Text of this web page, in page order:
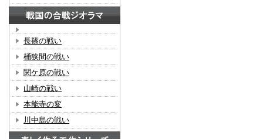
長篠の戦い
桶狭間の戦い
関ケ原の戦い
山崎の戦い
本能寺の変
川中島の戦い